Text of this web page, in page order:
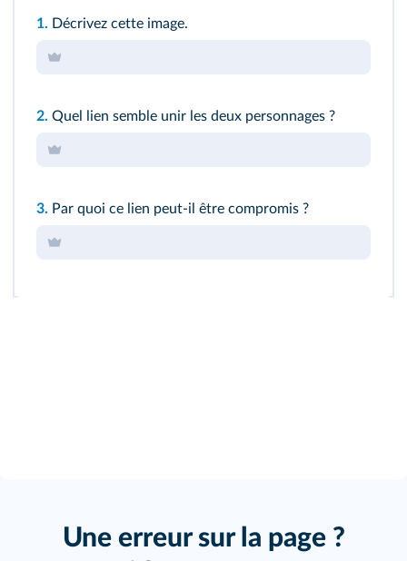
1. Décrivez cette image.
2. Quel lien semble unir les deux personnages ?
3. Par quoi ce lien peut-il être compromis ?
Une erreur sur la page ?